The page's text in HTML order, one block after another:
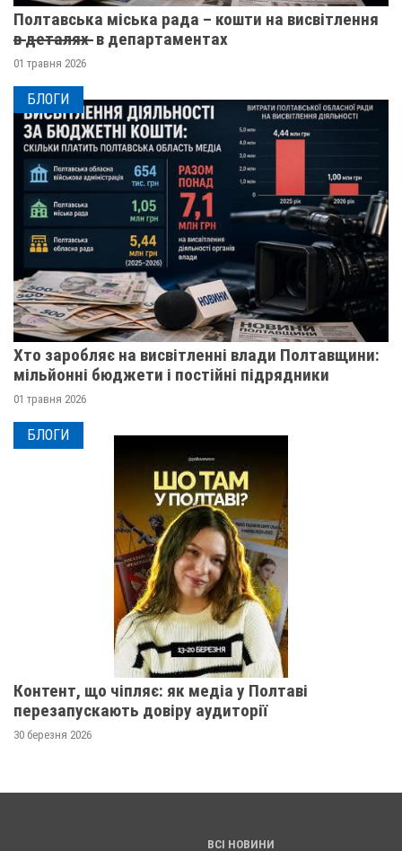
Полтавська міська рада – кошти на висвітлення
в̶ ̶д̶е̶т̶а̶л̶я̶х̶ ̶ в департаментах
01 травня 2026
БЛОГИ
Хто заробляє на висвітленні влади Полтавщини:
мільйонні бюджети і постійні підрядники
01 травня 2026
БЛОГИ
Контент, що чіпляє: як медіа у Полтаві
перезапускають довіру аудиторії
30 березня 2026
ВСІ НОВИНИ